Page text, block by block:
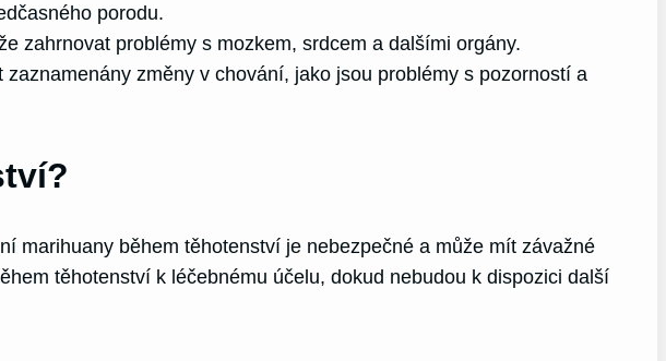
porodu.
zahrnovat problémy s mozkem, srdcem a dalšími orgány.
změny v chování, jako jsou problémy s pozorností a
marihuany během těhotenství je nebezpečné a může mít závažné
těhotenství k léčebnému účelu, dokud nebudou k dispozici další